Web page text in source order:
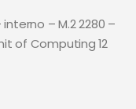
– M.2 2280 –
of Computing 12